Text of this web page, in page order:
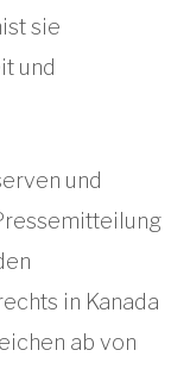
sie
und
und
in Kanada
ab von